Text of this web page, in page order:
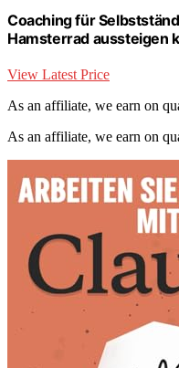
Coaching für
Hamsterrad aussteigen
View Latest Price
As an affiliate, we earn on
As an affiliate, we earn on